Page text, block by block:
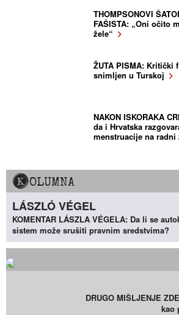
THOMPSONOVI
FAŠISTA: „Oni očito
žele“
ŽUTA PISMA:
snimljen u Turskoj
NAKON ISKORAKA
da i Hrvatska
menstruacije na radni
KOLUMNA
LÁSZLÓ VÉGEL
KOMENTAR LÁSZLA VÉGELA: Da li se
sistem može srušiti pravnim sredstvima?
DRUGO MIŠLJENJE
kao